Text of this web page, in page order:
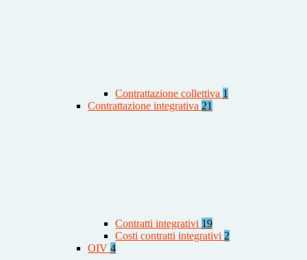
Contrattazione collettiva 1
Contrattazione integrativa 21
Contratti integrativi 19
Costi contratti integrativi 2
OIV 4